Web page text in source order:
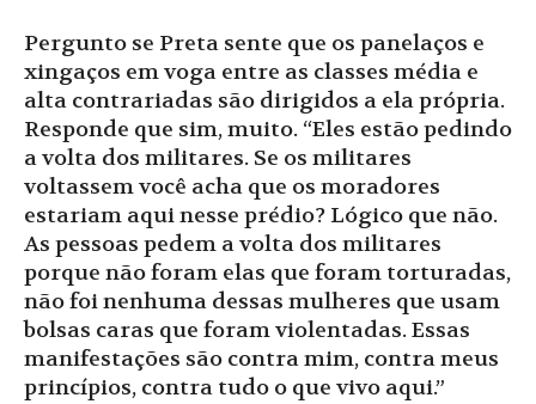
Pergunto se Preta sente que os panelaços e
xingaços em voga entre as classes média e
alta contrariadas são dirigidos a ela própria.
Responde que sim, muito. “Eles estão pedindo
a volta dos militares. Se os militares
voltassem você acha que os moradores
estariam aqui nesse prédio? Lógico que não.
As pessoas pedem a volta dos militares
porque não foram elas que foram torturadas,
não foi nenhuma dessas mulheres que usam
bolsas caras que foram violentadas. Essas
manifestações são contra mim, contra meus
princípios, contra tudo o que vivo aqui.”